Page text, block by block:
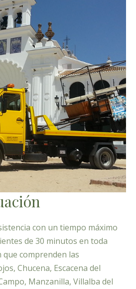
con un tiempo máximo
de 30 minutos en toda
comprenden las
Chucena, Escacena del
Manzanilla, Villalba del